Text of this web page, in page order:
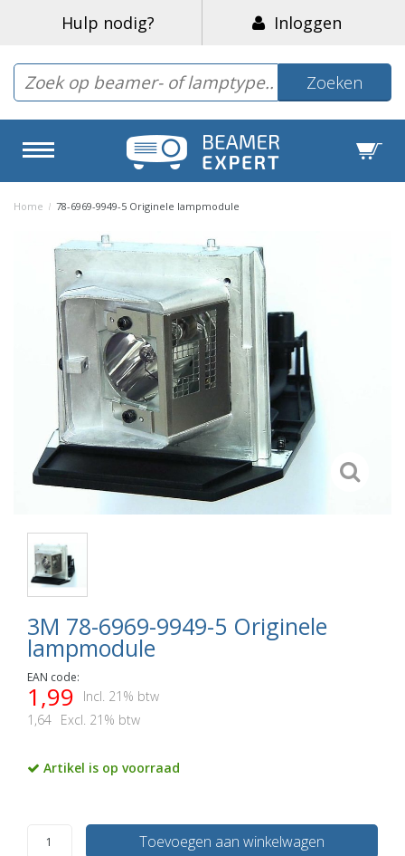
Hulp nodig? Inloggen
Zoeken
Home / 78-6969-9949-5 Originele lampmodule
3M 78-6969-9949-5 Originele
lampmodule
EAN code:
1,99
Incl. 21% btw
1,64 Excl. 21% btw
Artikel is op voorraad
Toevoegen aan winkelwagen